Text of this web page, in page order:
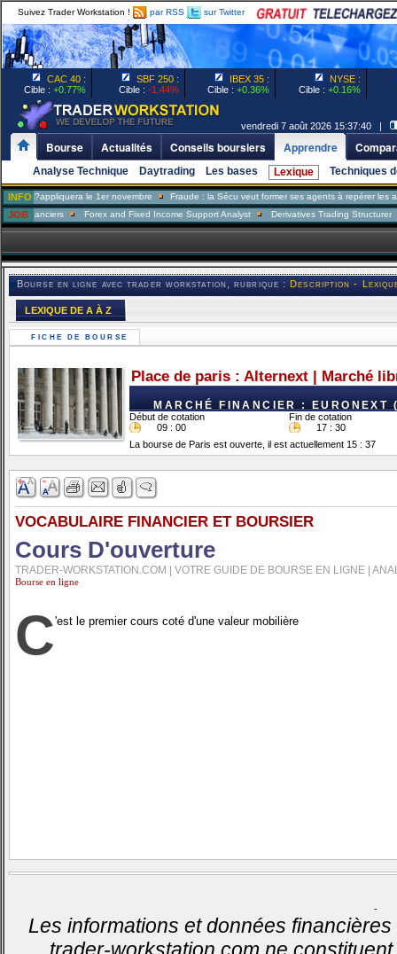
Suivez Trader Workstation ! par RSS sur Twitter
CAC 40 :
Cible : +0.77%
SBF 250 :
Cible : -1.44%
IBEX 35 :
Cible : +0.36%
NYSE :
Cible : +0.16%
vendredi 7 août 2026 15:37:40 |
Bourse Actualités Conseils boursiers Apprendre
Analyse Technique Daytrading Les bases Lexique Techniques
INFO le 1er novembre Fraude : la Sécu veut former ses agents à repérer les assurés
JOB Forex and Fixed Income Support Analyst Derivatives Trading Structurer FX
Bourse en ligne avec trader workstation, rubrique :Description -
LEXIQUE DE A À Z
FICHE DE BOURSE
Place de paris : Alternext | Marché
MARCHÉ FINANCIER : EURONEXT
Début de cotation
Fin de cotation
09 : 00
17 : 30
La bourse de Paris est ouverte, il est actuellement 15 : 37
VOCABULAIRE FINANCIER ET BOURSIER
Cours D'ouverture
TRADER-WORKSTATION.COM | VOTRE GUIDE DE BOURSE EN LIGNE |
Bourse en ligne
C'est le premier cours coté d'une valeur mobilière
-
Les informations et données